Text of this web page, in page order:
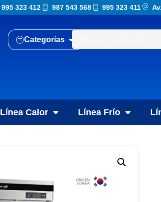
995 323 412 987 543 568 995 323 411
Categorías
Línea Calor Línea Frío